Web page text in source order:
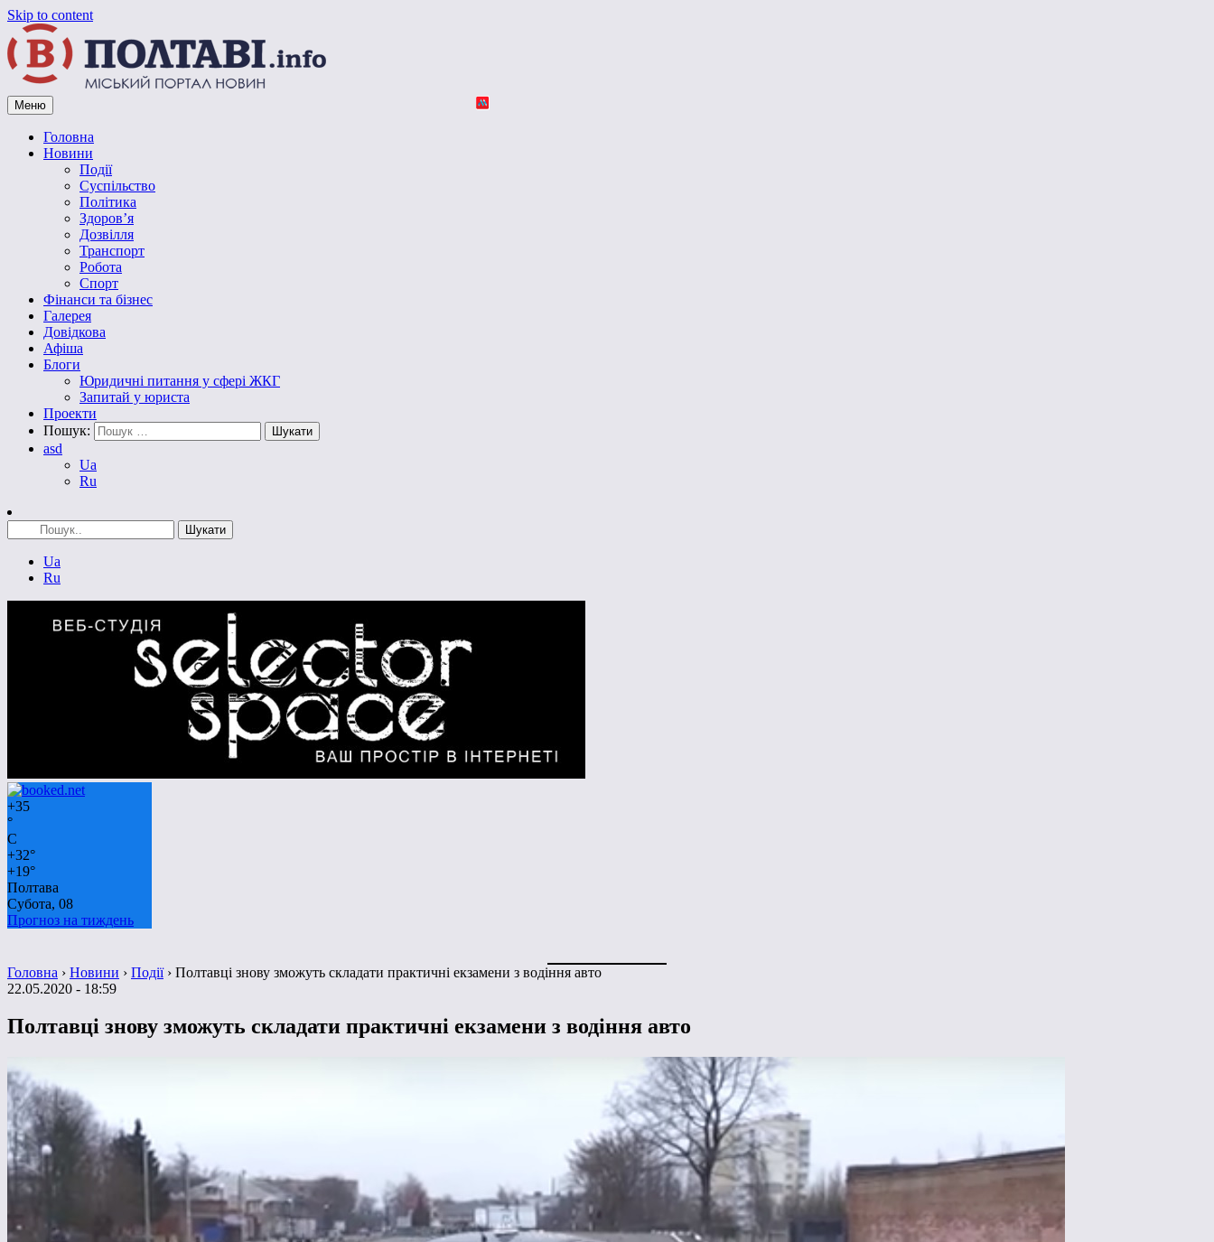
Skip to content
Vpoltave.info
Полтавський портал новин
Меню
Головна
Новини
Події
Суспільство
Політика
Здоров’я
Дозвілля
Транспорт
Робота
Спорт
Фінанси та бізнес
Галерея
Довідкова
Афіша
Блоги
Юридичні питання у сфері ЖКГ
Запитай у юриста
Проекти
Пошук:
asd
Ua
Ru
Ua
Ru
+35
°
C
+32°
+19°
Полтава
Субота, 08
Прогноз на тиждень
Головна › Новини › Події› Полтавці знову зможуть складати практичні екзамени з водіння авто
22.05.2020 - 18:59
Полтавці знову зможуть складати практичні екзамени з водіння авто